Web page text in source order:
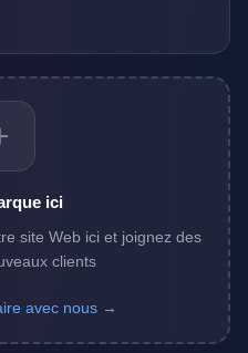
ici
site Web ici et joignez des
clients
avec nous →